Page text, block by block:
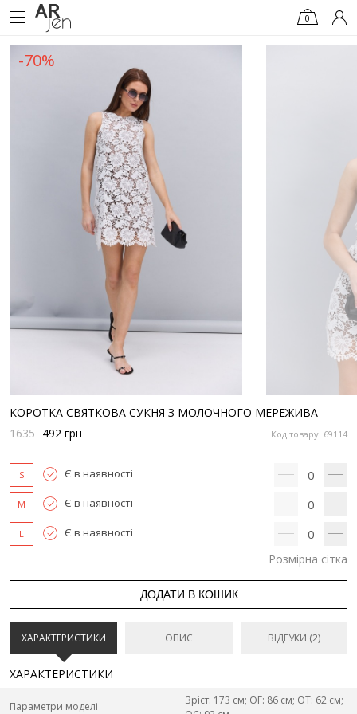
0
-70%
КОРОТКА СВЯТКОВА СУКНЯ З МОЛОЧНОГО МЕРЕЖИВА
Код товару: 69114
1635 492 грн
S Є в наявності 0
M Є в наявності 0
L Є в наявності 0
Розмірна сітка
ДОДАТИ В КОШИК
ХАРАКТЕРИСТИКИ ОПИС ВІДГУКИ (2)
ХАРАКТЕРИСТИКИ
Параметри моделі
Зріст: 173 см; ОГ: 86 см; ОТ: 62 см;